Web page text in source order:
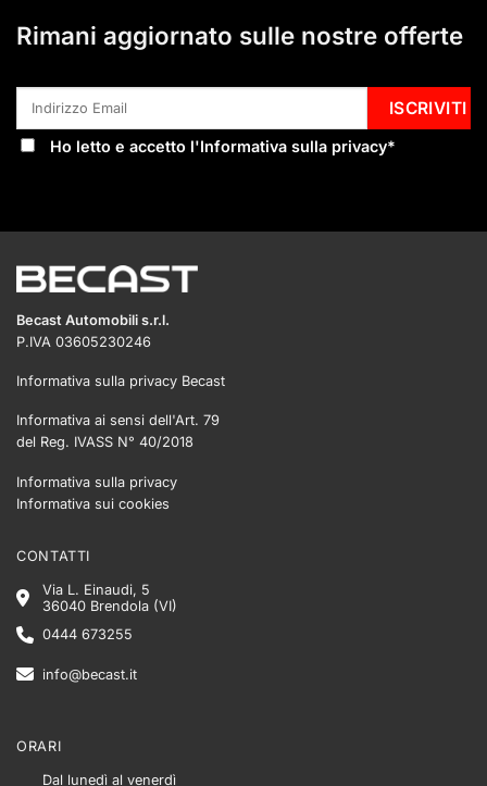
Rimani aggiornato sulle nostre offerte
Ho letto e accetto l'Informativa sulla privacy*
Becast Automobili s.r.l.
P.IVA 03605230246
Informativa sulla privacy Becast
Informativa ai sensi dell'Art. 79
del Reg. IVASS N° 40/2018
Informativa sulla privacy
Informativa sui cookies
CONTATTI
Via L. Einaudi, 5
36040 Brendola (VI)
0444 673255
info@becast.it
ORARI
Dal lunedì al venerdì